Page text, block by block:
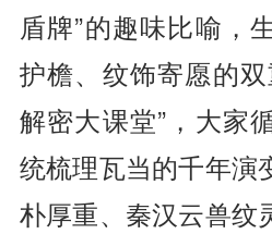
盾牌”的趣味比喻，
护檐、纹饰寄愿的
解密大课堂”，大家
统梳理瓦当的千年演
朴厚重、秦汉云兽纹